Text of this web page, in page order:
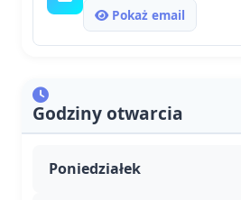
Pokaż email
Godziny otwarcia
Poniedziałek